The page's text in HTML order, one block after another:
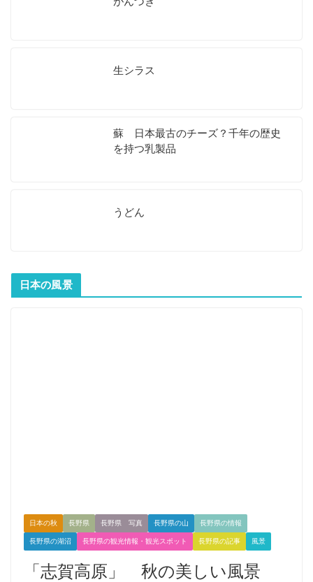
生シラス
蘇 日本最古のチーズ？千年の歴史
を持つ乳製品
うどん
日本の風景
日本の秋 長野県 長野県 写真 長野県の山 長野県の情報
長野県の湖沼 長野県の観光情報・観光スポット 長野県の記事 風景
「志賀高原」 秋の美しい風景